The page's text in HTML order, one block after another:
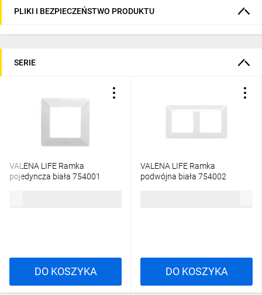
PLIKI I BEZPIECZEŃSTWO PRODUKTU
SERIE
VALENA LIFE Ramka
pojedyncza biała 754001
DO KOSZYKA
VALENA LIFE Ramka
podwójna biała 754002
DO KOSZYKA